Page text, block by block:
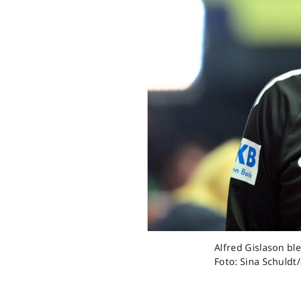
Alfred Gislason
Foto: Sina